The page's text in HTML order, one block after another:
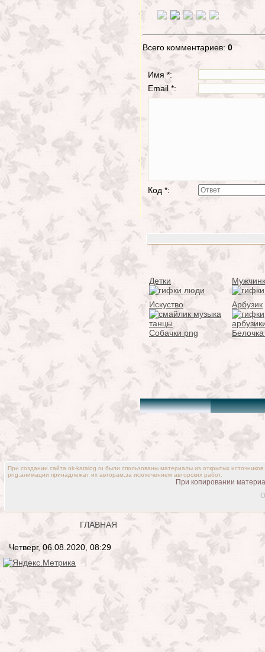
Всего комментариев: 0
Имя *:
Email *:
Код *:
Детки
Искуство Арбузик
Собачки png
При создании сайта ok-katalog.ru были спользованы материалы из открытых
png,анимации принадлежат их авторам,за исключением авторских работ.
При копировании
ГЛАВНАЯ
Четверг, 06.08.2020, 08:29